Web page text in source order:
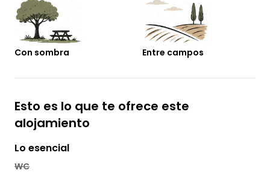
Con sombra Entre campos
Esto es lo que te ofrece este
alojamiento
Lo esencial
WC